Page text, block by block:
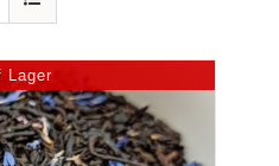
Lager